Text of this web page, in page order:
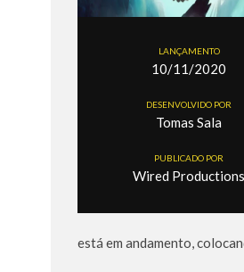
LANÇAMENTO
10/11/2020
DESENVOLVIDO POR
Tomas Sala
PUBLICADO POR
Wired Productions
está em andamento,